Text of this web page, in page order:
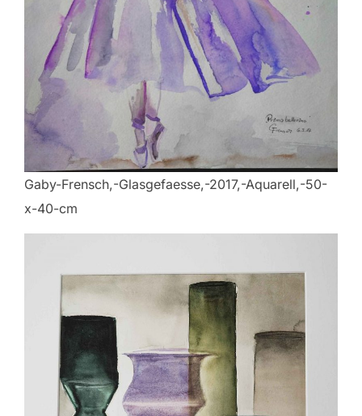
Gaby-Frensch,-Glasgefaesse,-2017,-Aquarell,-50-
x-40-cm